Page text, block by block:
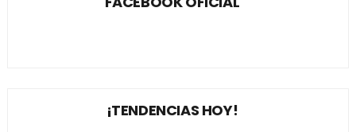
¡TENDENCIAS HOY!